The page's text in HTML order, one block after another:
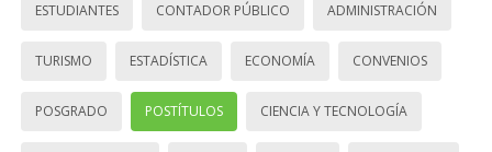
ESTUDIANTES CONTADOR PÚBLICO ADMINISTRACIÓN
TURISMO ESTADÍSTICA ECONOMÍA CONVENIOS
POSGRADO POSTÍTULOS CIENCIA Y TECNOLOGÍA